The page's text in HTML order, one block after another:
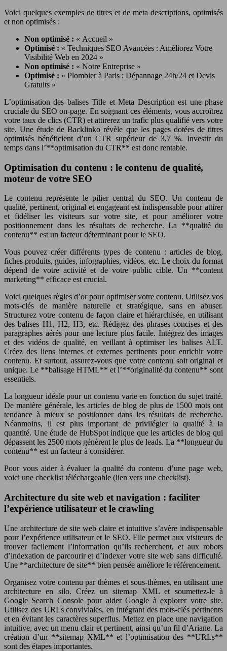
Voici quelques exemples de titres et de meta descriptions, optimisés
et non optimisés :
Non optimisé : « Accueil »
Optimisé : « Techniques SEO Avancées : Améliorez Votre
Visibilité Web en 2024 »
Non optimisé : « Notre Entreprise »
Optimisé : « Plombier à Paris : Dépannage 24h/24 et Devis
Gratuits »
L’optimisation des balises Title et Meta Description est une phase
cruciale du SEO on-page. En soignant ces éléments, vous accroîtrez
votre taux de clics (CTR) et attirerez un trafic plus qualifié vers votre
site. Une étude de Backlinko révèle que les pages dotées de titres
optimisés bénéficient d’un CTR supérieur de 3,7 %. Investir du
temps dans l’**optimisation du CTR** est donc rentable.
Optimisation du contenu : le contenu de qualité,
moteur de votre SEO
Le contenu représente le pilier central du SEO. Un contenu de
qualité, pertinent, original et engageant est indispensable pour attirer
et fidéliser les visiteurs sur votre site, et pour améliorer votre
positionnement dans les résultats de recherche. La **qualité du
contenu** est un facteur déterminant pour le SEO.
Vous pouvez créer différents types de contenu : articles de blog,
fiches produits, guides, infographies, vidéos, etc. Le choix du format
dépend de votre activité et de votre public cible. Un **content
marketing** efficace est crucial.
Voici quelques règles d’or pour optimiser votre contenu. Utilisez vos
mots-clés de manière naturelle et stratégique, sans en abuser.
Structurez votre contenu de façon claire et hiérarchisée, en utilisant
des balises H1, H2, H3, etc. Rédigez des phrases concises et des
paragraphes aérés pour une lecture plus facile. Intégrez des images
et des vidéos de qualité, en veillant à optimiser les balises ALT.
Créez des liens internes et externes pertinents pour enrichir votre
contenu. Et surtout, assurez-vous que votre contenu soit original et
unique. Le **balisage HTML** et l’**originalité du contenu** sont
essentiels.
La longueur idéale pour un contenu varie en fonction du sujet traité.
De manière générale, les articles de blog de plus de 1500 mots ont
tendance à mieux se positionner dans les résultats de recherche.
Néanmoins, il est plus important de privilégier la qualité à la
quantité. Une étude de HubSpot indique que les articles de blog qui
dépassent les 2500 mots génèrent le plus de leads. La **longueur du
contenu** est un facteur à considérer.
Pour vous aider à évaluer la qualité du contenu d’une page web,
voici une checklist téléchargeable (lien vers une checklist).
Architecture du site web et navigation : faciliter
l’expérience utilisateur et le crawling
Une architecture de site web claire et intuitive s’avère indispensable
pour l’expérience utilisateur et le SEO. Elle permet aux visiteurs de
trouver facilement l’information qu’ils recherchent, et aux robots
d’indexation de parcourir et d’indexer votre site web sans difficulté.
Une **architecture de site** bien pensée améliore le référencement.
Organisez votre contenu par thèmes et sous-thèmes, en utilisant une
architecture en silo. Créez un sitemap XML et soumettez-le à
Google Search Console pour aider Google à explorer votre site.
Utilisez des URLs conviviales, en intégrant des mots-clés pertinents
et en évitant les caractères superflus. Mettez en place une navigation
intuitive, avec un menu clair et pertinent, ainsi qu’un fil d’Ariane. La
création d’un **sitemap XML** et l’optimisation des **URLs**
sont des étapes importantes.